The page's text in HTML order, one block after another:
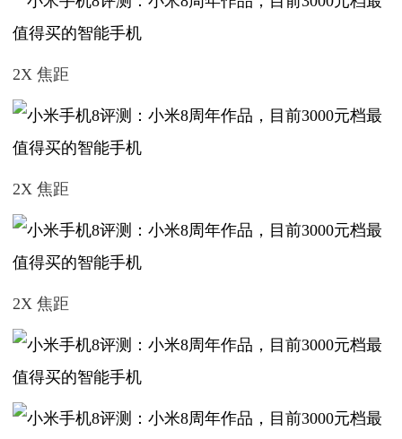
2X 焦距
2X 焦距
2X 焦距